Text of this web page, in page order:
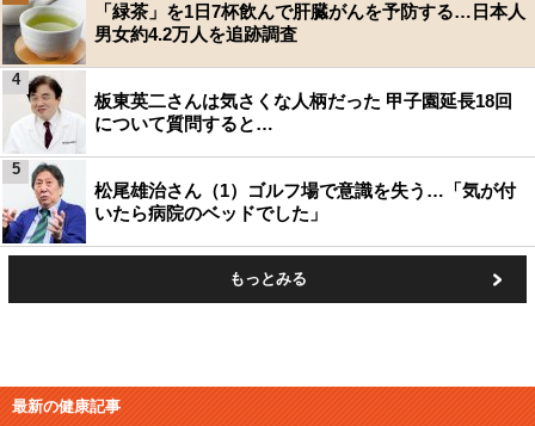
「緑茶」を1日7杯飲んで肝臓がんを予防する…日本人
男女約4.2万人を追跡調査
板東英二さんは気さくな人柄だった 甲子園延長18回
について質問すると…
4
松尾雄治さん（1）ゴルフ場で意識を失う…「気が付
いたら病院のベッドでした」
5
もっとみる
最新の健康記事